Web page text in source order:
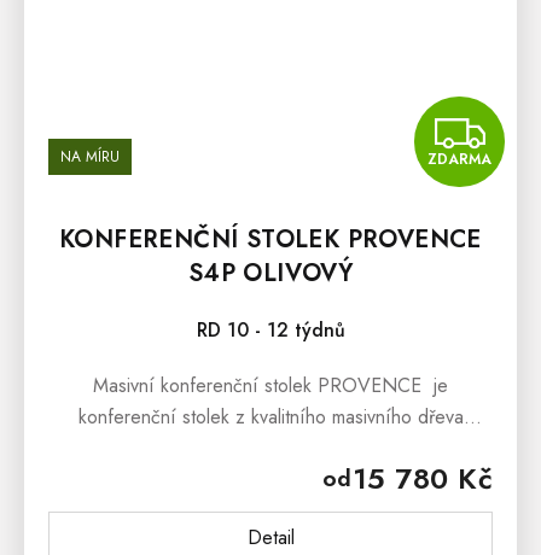
NA MÍRU ZDARMA
KONFERENČNÍ STOLEK PROVENCE
S4P OLIVOVÝ
RD 10 - 12 týdnů
od15 780 Kč
Detail
Masivní konferenční stolek PROVENCE je
konferenční stolek z kvalitního masivního dřeva
venkova. Masivní konferenční...